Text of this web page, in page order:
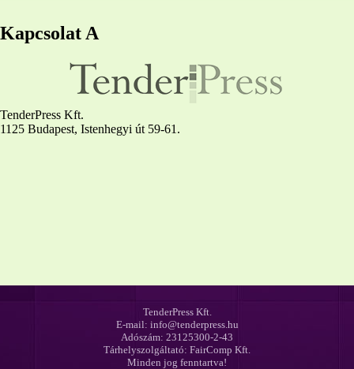
Kapcsolat A
TenderPress Kft.
1125 Budapest, Istenhegyi út 59-61.
TenderPress Kft.
E-mail: info@tenderpress.hu
Adószám: 23125300-2-43
Tárhelyszolgáltató: FairComp Kft.
Minden jog fenntartva!